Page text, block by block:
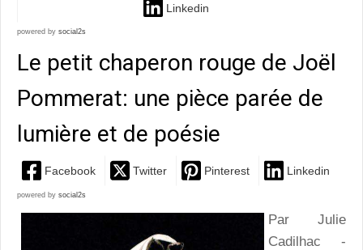
Linkedin
powered by social2s
Le petit chaperon rouge de Joël
Pommerat: une pièce parée de
lumière et de poésie
Facebook Twitter Pinterest Linkedin
powered by social2s
Par Julie
Cadilhac -